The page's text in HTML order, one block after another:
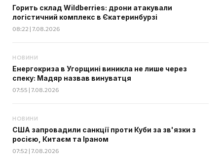
Горить склад Wildberries: дрони атакували
логістичний комплекс в Єкатеринбурзі
08:22 | 7.08.2026
НОВИНИ
Енергокриза в Угорщині виникла не лише через
спеку: Мадяр назвав винуватця
07:55 | 7.08.2026
НОВИНИ
США запровадили санкції проти Куби за зв'язки з
росією, Китаєм та Іраном
07:52 | 7.08.2026